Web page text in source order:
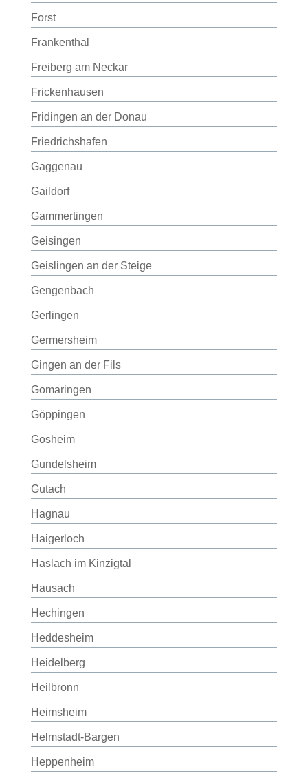
Forst
Frankenthal
Freiberg am Neckar
Frickenhausen
Fridingen an der Donau
Friedrichshafen
Gaggenau
Gaildorf
Gammertingen
Geisingen
Geislingen an der Steige
Gengenbach
Gerlingen
Germersheim
Gingen an der Fils
Gomaringen
Göppingen
Gosheim
Gundelsheim
Gutach
Hagnau
Haigerloch
Haslach im Kinzigtal
Hausach
Hechingen
Heddesheim
Heidelberg
Heilbronn
Heimsheim
Helmstadt-Bargen
Heppenheim